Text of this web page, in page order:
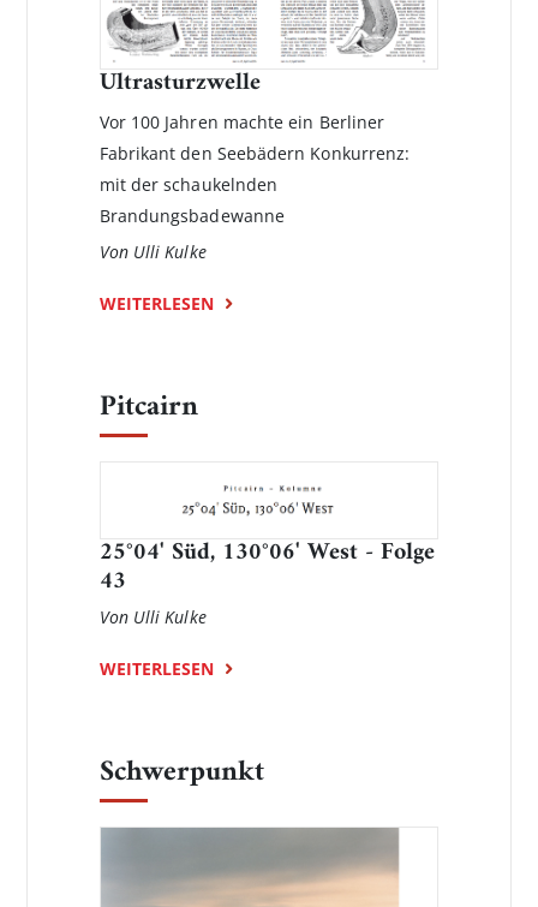
Ultrasturzwelle
Vor 100 Jahren machte ein Berliner
Fabrikant den Seebädern Konkurrenz:
mit der schaukelnden
Brandungsbadewanne
Von Ulli Kulke
WEITERLESEN
Pitcairn
25°04' Süd, 130°06' West - Folge
43
Von Ulli Kulke
WEITERLESEN
Schwerpunkt